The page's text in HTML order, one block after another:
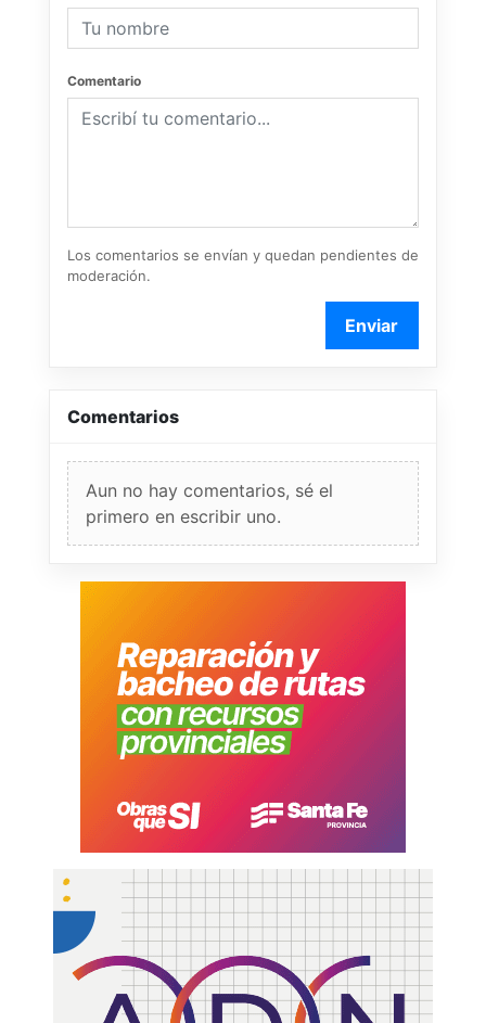
Comentario
Los comentarios se envían y quedan pendientes de
moderación.
Enviar
Comentarios
Aun no hay comentarios, sé el
primero en escribir uno.